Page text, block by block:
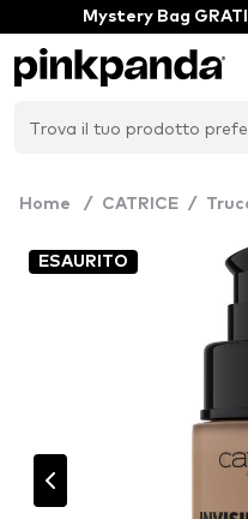
Mystery Bag
Home / CATRICE /
ESAURITO